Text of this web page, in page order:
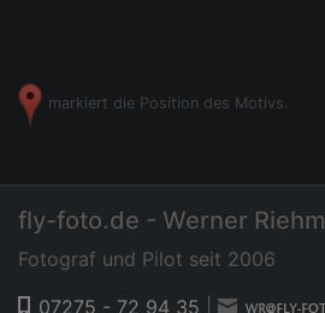
markiert die Position des Motivs.
fly-foto.de - Werner Riehm
Fotograf und Pilot seit 2006
07275 - 72 94 35